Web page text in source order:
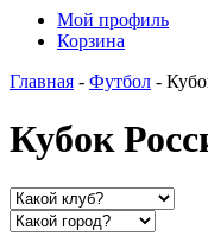
Мой профиль
Корзина
Главная - Футбол -
Кубок